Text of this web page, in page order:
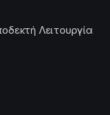
Λειτουργία